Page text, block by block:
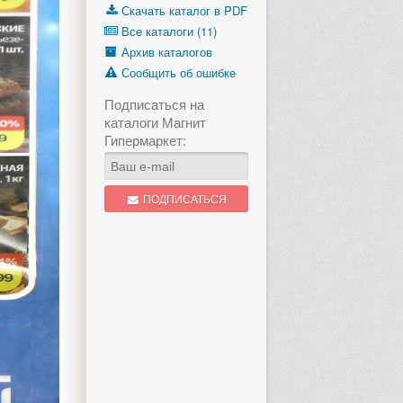
1 стр.
Скачать каталог в PDF
Все каталоги (11)
Архив каталогов
Сообщить об ошибке
Подписаться на
каталоги Магнит
Гипермаркет:
ПОДПИСАТЬСЯ